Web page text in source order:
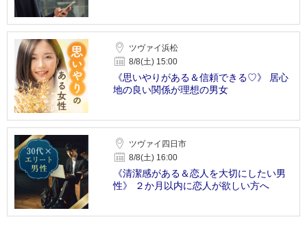
ツヴァイ浜松
8/8(土) 15:00
《思いやりがある＆信頼できる♡》 居心
地の良い関係が理想の男女
ツヴァイ四日市
8/8(土) 16:00
《清潔感がある＆恋人を大切にしたい男
性》 ２か月以内に恋人が欲しい方へ